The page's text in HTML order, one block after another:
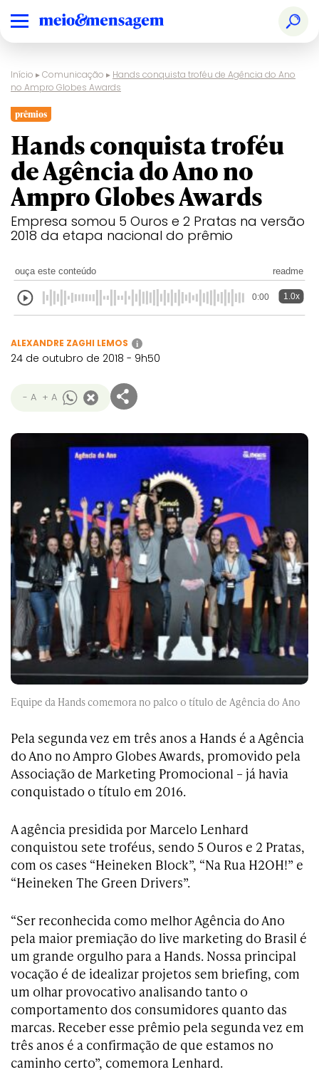
Início ▸Comunicação ▸ Hands conquista troféu de Agência do Ano
no Ampro Globes Awards
prêmios
Hands conquista troféu
de Agência do Ano no
Ampro Globes Awards
Empresa somou 5 Ouros e 2 Pratas na versão
2018 da etapa nacional do prêmio
ouça este conteúdo readme
0:00 1.0x
ALEXANDRE ZAGHI LEMOS i
24 de outubro de 2018 - 9h50
- A + A
Equipe da Hands comemora no palco o título de Agência do Ano
Pela segunda vez em três anos a Hands é a Agência
do Ano no Ampro Globes Awards, promovido pela
Associação de Marketing Promocional – já havia
conquistado o título em 2016.
A agência presidida por Marcelo Lenhard
conquistou sete troféus, sendo 5 Ouros e 2 Pratas,
com os cases “Heineken Block”, “Na Rua H2OH!” e
“Heineken The Green Drivers”.
“Ser reconhecida como melhor Agência do Ano
pela maior premiação do live marketing do Brasil é
um grande orgulho para a Hands. Nossa principal
vocação é de idealizar projetos sem briefing, com
um olhar provocativo analisando tanto o
comportamento dos consumidores quanto das
marcas. Receber esse prêmio pela segunda vez em
três anos é a confirmação de que estamos no
caminho certo”, comemora Lenhard.